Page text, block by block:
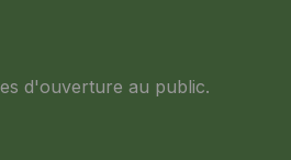
d'ouverture au public.